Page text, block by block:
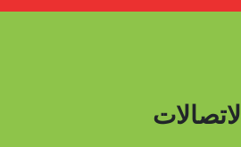
الاتصالات